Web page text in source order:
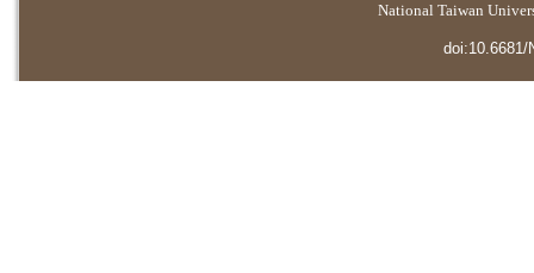
National Taiwan
doi:10.6681/